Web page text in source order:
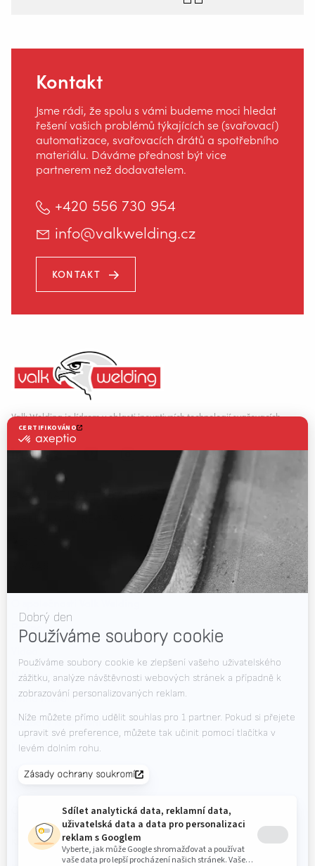
Kontakt
Jsme rádi, že spolu s vámi budeme moci hledat
řešení vašich problémů týkajících se (svařovací)
automatizace, svařovacích drátů a spotřebního
materiálu. Dáváme přednost být vice
partnerem než dodavatelem.
+420 556 730 954
info@valkwelding.cz
KONTAKT
Valk Welding je lídrem v oblasti inovativních technologií svařovacích
robotů.
WELDING WIRE SERVICE CENTRE
Podpora
Novinky
Volná místa
Soubory ke stažení
Kontakt
Veletrhy
CHCETE DOSTÁVAT NEJNOVĚJŠÍ INFORMACE?
Valk Mailing
Klikněte zde pro přihlášení k odběru Valk Mailing